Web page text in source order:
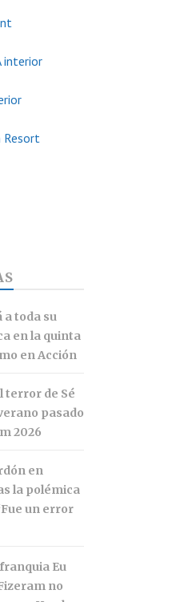
a toda su
en la quinta
en Acción
terror de Sé
pasado
2026
en
la polémica
un error
Eu
no